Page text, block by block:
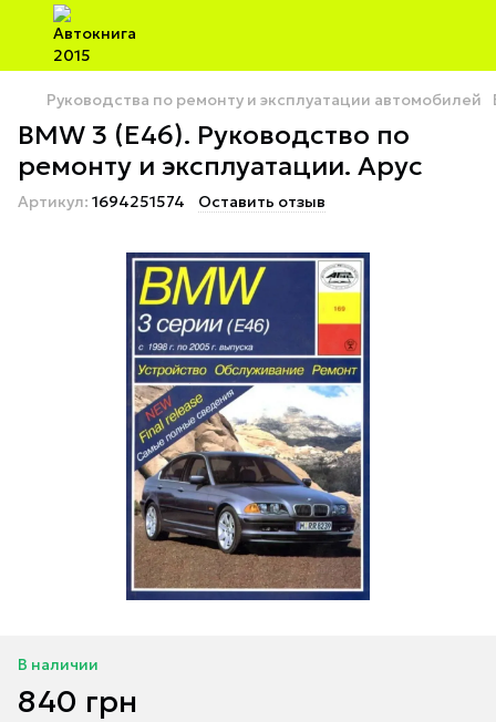
Руководства по ремонту и эксплуатации автомобилей
BMW 3 (E46). Руководство по
ремонту и эксплуатации. Арус
Артикул: 1694251574 Оставить отзыв
В наличии
840 грн